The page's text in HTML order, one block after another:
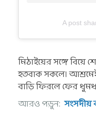
A post
মিঠাইয়ের সঙ্গে বিয়ে
হতবাক সকলে।
বাড়ি ফিরলে ফের
আরও পড়ুন:সংসদীয়